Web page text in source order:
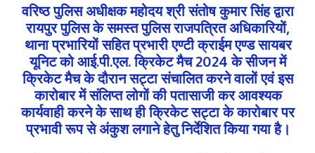
वरिष्ठ पुलिस अधीक्षक महोदय श्री संतोष कुमार सिंह द्वारा
रायपुर पुलिस के समस्त पुलिस राजपत्रित अधिकारियों,
थाना प्रभारियों सहित प्रभारी एण्टी क्राईम एण्ड सायबर
यूनिट को आई.पी.एल. क्रिकेट मैच 2024 के सीजन में
क्रिकेट मैच के दौरान सट्टा संचालित करने वालों एवं इस
कारोबार में संलिप्त लोगों की पतासाजी कर आवश्यक
कार्यवाही करने के साथ ही क्रिकेट सट्टा के कारोबार पर
प्रभावी रूप से अंकुश लगाने हेतु निर्देशित किया गया है।